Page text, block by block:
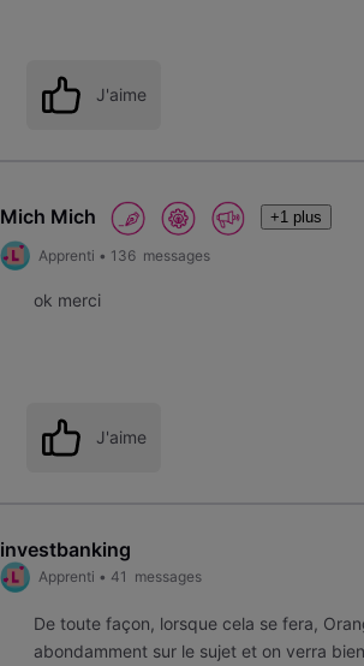
J'aime
Mich Mich +1 plus
Apprenti • 136 messages
ok merci
J'aime
investbanking
Apprenti • 41 messages
De toute façon, lorsque cela se fera,
abondamment sur le sujet et on verra